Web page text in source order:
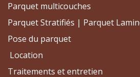
Parquet multicouches
Parquet Stratifiés | Parquet
Pose du parquet
Location
Traitements et entretien